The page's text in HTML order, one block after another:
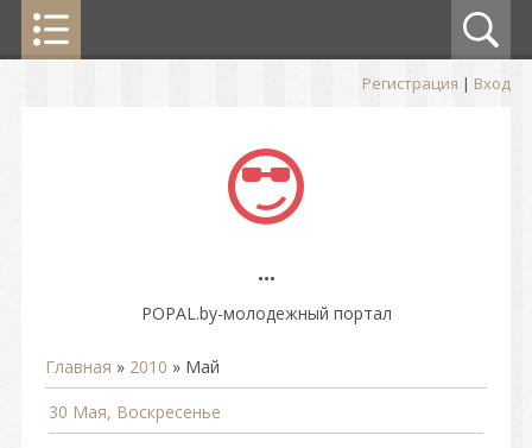
Регистрация | Вход
...
POPAL.by-молодежный портал
Главная » 2010 » Май
30 Мая, Воскресенье